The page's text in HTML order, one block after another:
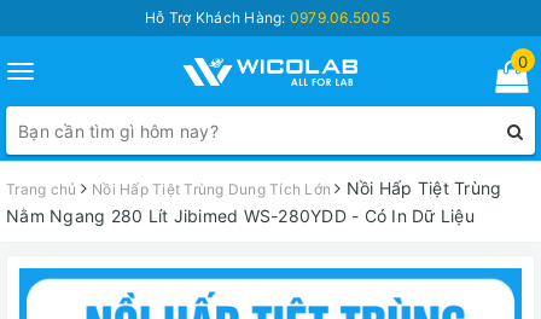
Hỗ Trợ Khách Hàng: 0979.06.5005
Toggle
navigation
0
Trang chủ Nồi Hấp Tiệt Trùng Dung Tích Lớn
Nồi Hấp Tiệt Trùng
Nằm Ngang 280 Lít Jibimed WS-280YDD - Có In Dữ Liệu